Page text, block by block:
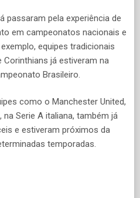
passaram pela experiência de
em campeonatos nacionais e
equipes tradicionais
Corinthians já estiveram na
Brasileiro.
como o Manchester United,
na Serie A italiana, também já
e estiveram próximos da
temporadas.